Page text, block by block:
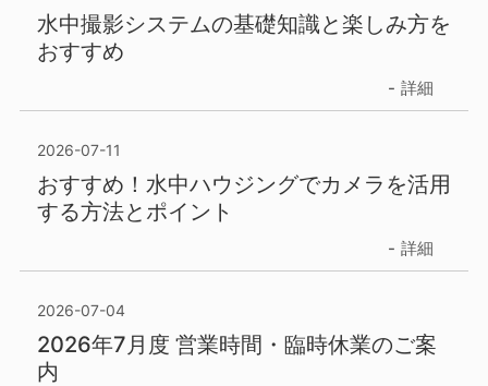
水中撮影システムの基礎知識と楽しみ方を
おすすめ
詳細
2026-07-11
おすすめ！水中ハウジングでカメラを活用
する方法とポイント
詳細
2026-07-04
2026年7月度 営業時間・臨時休業のご案
内